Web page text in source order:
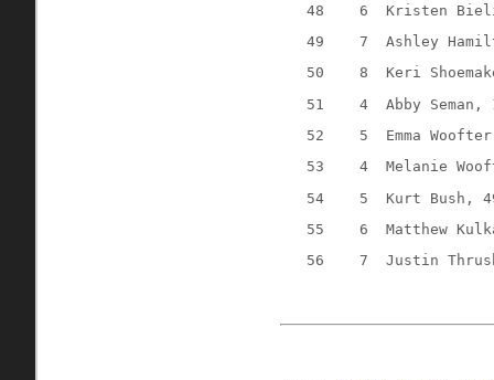
48    6  Kristen Bielik,
49    7  Ashley
50    8  Keri
51    4  Abby Seman,
52    5  Emma
53    4  Melanie
54    5  Kurt Bush, 49,
55    6  Matthew
56    7  Justin